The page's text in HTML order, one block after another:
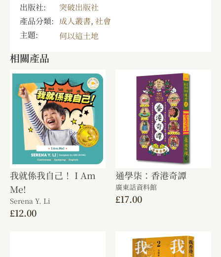
出版社:
突破出版社
產品分類: 成人叢書, 社會
主題:
何以這土地
相關產品
我就係我自己！ I Am
Me!
Serena Y. Li
£12.00
通學柒：香港奇譚
廣東話資料館
£17.00